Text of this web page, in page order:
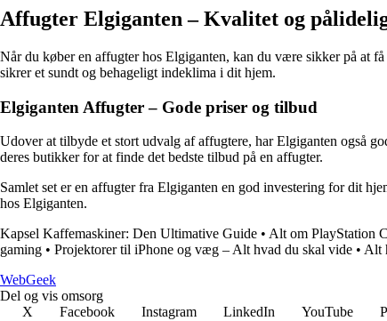
Affugter Elgiganten – Kvalitet og
Når du køber en affugter hos Elgiganten, kan du være sikker på at
sikrer et sundt og behageligt indeklima i dit hjem.
Elgiganten Affugter – Gode priser og tilbud
Udover at tilbyde et stort udvalg af affugtere, har Elgiganten også
deres butikker for at finde det bedste tilbud på en affugter.
Samlet set er en affugter fra Elgiganten en god investering for dit
hos Elgiganten.
Kapsel Kaffemaskiner: Den Ultimative Guide • Alt om PlayStation
gaming • Projektorer til iPhone og væg – Alt hvad du skal vide • Alt
WebGeek
Del og vis omsorg
X
Facebook Instagram LinkedIn YouTube